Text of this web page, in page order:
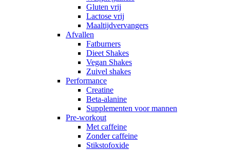
Gluten vrij
Lactose vrij
Maaltijdvervangers
Afvallen
Fatburners
Dieet Shakes
Vegan Shakes
Zuivel shakes
Performance
Creatine
Beta-alanine
Supplementen voor mannen
Pre-workout
Met caffeine
Zonder caffeine
Stikstofoxide